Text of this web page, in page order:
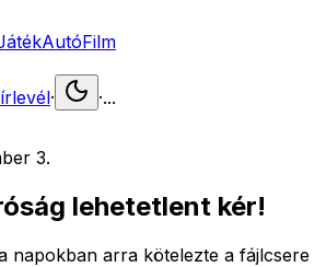
AutóFilm
· ·...
3.
lehetetlent kér!
napokban arra kötelezte a fájlcsere